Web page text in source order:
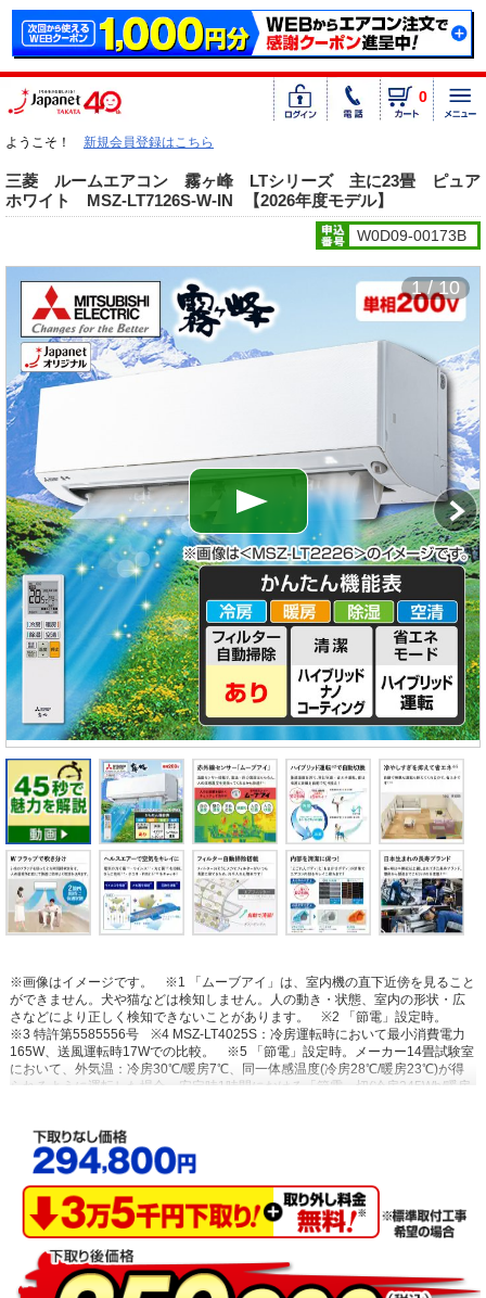
0
ようこそ！ 新規会員登録はこちら
三菱 ルームエアコン 霧ヶ峰 LTシリーズ 主に23畳 ピュア
ホワイト MSZ-LT7126S-W-IN
【2026年度モデル】
W0D09-00173B
1 / 10
※画像はイメージです。
※1 「ムーブアイ」は、室内機の直下近傍を見ること
ができません。犬や猫などは検知しません。人の動き・状態、室内の形状・広
さなどにより正しく検知できないことがあります。
※2 「節電」設定時。
※3 特許第5585556号
※4 MSZ-LT4025S：冷房運転時において最小消費電力
165W、送風運転時17Wでの比較。
※5 「節電」設定時。メーカー14畳試験室
において、外気温：冷房30℃/暖房7℃、同一体感温度(冷房28℃/暖房23℃)が得
られるように運転した場合。安定時1時間における「節電」切(冷房245Wh/暖房
ものではありません。
していない。0.3μｍ未満の微小粒子状物質は除去未確認。
ドナノコーティング」なしとありのエアコンでそれぞれ10年使用後の汚れを想
定 ※12 特許第4698721号 他
※13 エアコン内部のオゾン濃度0.1ppm未
※14 付属品の一部除く